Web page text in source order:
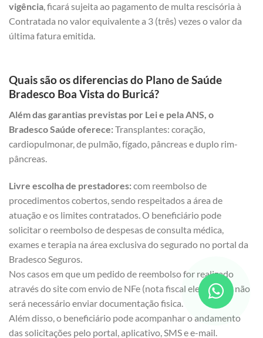
vigência, ficará sujeita ao pagamento de multa rescisória à
Contratada no valor equivalente a 3 (três) vezes o valor da
última fatura emitida.
Quais são os diferencias do Plano de Saúde
Bradesco Boa Vista do Buricá?
Além das garantias previstas por Lei e pela ANS, o
Bradesco Saúde oferece:Transplantes: coração,
cardiopulmonar, de pulmão, fígado, pâncreas e duplo rim-
pâncreas.
Livre escolha de prestadores:com reembolso de
procedimentos cobertos, sendo respeitados a área de
atuação e os limites contratados. O beneficiário pode
solicitar o reembolso de despesas de consulta médica,
exames e terapia na área exclusiva do segurado no portal da
Bradesco Seguros.
Nos casos em que um pedido de reembolso for realizado
através do site com envio de NFe (nota fiscal eletrônica), não
será necessário enviar documentação fisica.
Além disso, o beneficiário pode acompanhar o andamento
das solicitações pelo portal, aplicativo, SMS e e-mail.